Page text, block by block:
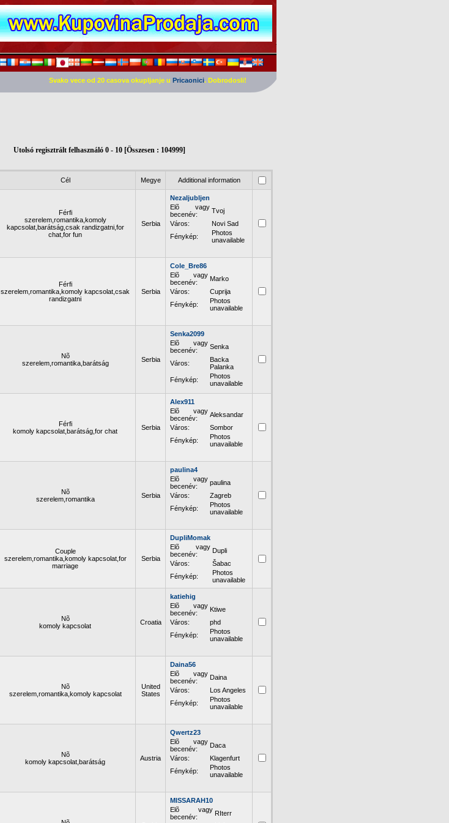
Svako vece od 20 casova okupljanje u Pricaonici. Dobrodosli!
Utolsó regisztrált felhasználó 0 - 10 [Összesen : 104999]
Cél Megye Additional information
Férfi
szerelem,romantika,komoly
kapcsolat,barátság,csak randizgatni,for
chat,for fun
Serbia
Nezaljubljen
Elõ vagy
becenév:
Tvoj
Város:
Novi Sad
Fénykép:
Photos
unavailable
Férfi
szerelem,romantika,komoly kapcsolat,csak
randizgatni
Serbia
Cole_Bre86
Elõ vagy
becenév:
Marko
Város:
Cuprija
Fénykép:
Photos
unavailable
Nõ
szerelem,romantika,barátság
Serbia
Senka2099
Elõ vagy
becenév:
Senka
Város:
Backa
Palanka
Fénykép:
Photos
unavailable
Férfi
komoly kapcsolat,barátság,for chat
Serbia
Alex911
Elõ vagy
becenév:
Aleksandar
Város:
Sombor
Fénykép:
Photos
unavailable
Nõ
szerelem,romantika
Serbia
paulina4
Elõ vagy
becenév:
paulina
Város:
Zagreb
Fénykép:
Photos
unavailable
Couple
szerelem,romantika,komoly kapcsolat,for
marriage
Serbia
DupliMomak
Elõ vagy
becenév:
Dupli
Város:
Šabac
Fénykép:
Photos
unavailable
Nõ
komoly kapcsolat
Croatia
katiehig
Elõ vagy
becenév:
Ktiwe
Város:
phd
Fénykép:
Photos
unavailable
Nõ
szerelem,romantika,komoly kapcsolat
United
States
Daina56
Elõ vagy
becenév:
Daina
Város:
Los Angeles
Fénykép:
Photos
unavailable
Nõ
komoly kapcsolat,barátság
Austria
Qwertz23
Elõ vagy
becenév:
Daca
Város:
Klagenfurt
Fénykép:
Photos
unavailable
MISSARAH10
Elõ vagy
becenév:
RIterr